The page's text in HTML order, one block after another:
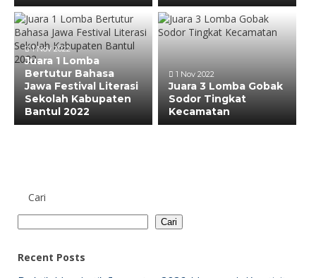
1 Nov 2022
Juara 1 Lomba
Bertutur Bahasa
Jawa Festival Literasi
Sekolah Kabupaten
Bantul 2022
1 Nov 2022
Juara 3 Lomba Gobak
Sodor Tingkat
Kecamatan
Cari
Cari
Recent Posts